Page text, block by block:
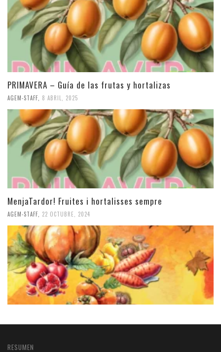
PRIMAVERA – Guía de las frutas y hortalizas
AGEM-STAFF 8 ABRIL, 2025
MenjaTardor! Fruites i hortalisses sempre
AGEM-STAFF 22 OCTUBRE, 2024
RESUMEN